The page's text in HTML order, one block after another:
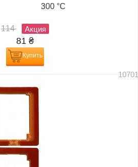
300 °C
114 Акция
81 ₴
Купить